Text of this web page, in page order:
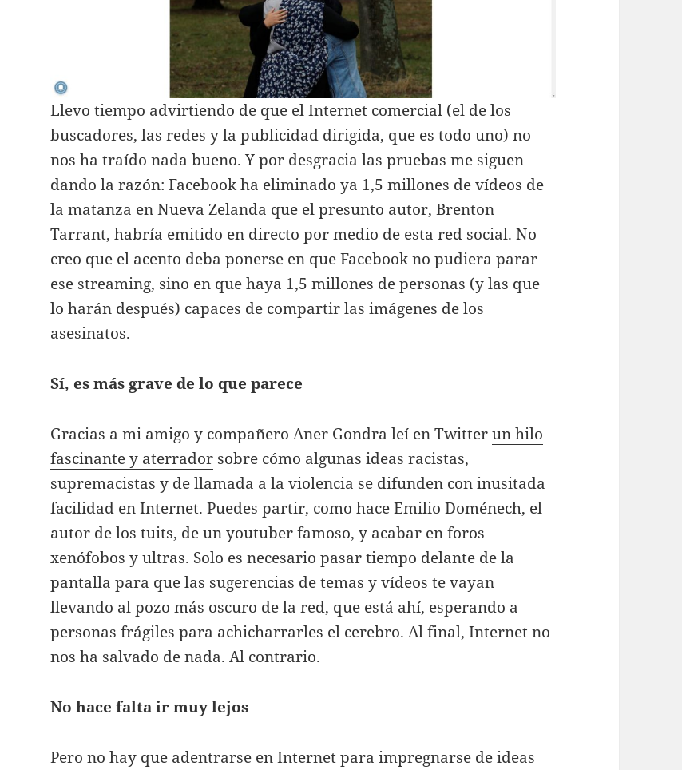
Llevo tiempo advirtiendo de que el Internet comercial (el de los
buscadores, las redes y la publicidad dirigida, que es todo uno) no
nos ha traído nada bueno. Y por desgracia las pruebas me siguen
dando la razón: Facebook ha eliminado ya 1,5 millones de vídeos de
la matanza en Nueva Zelanda que el presunto autor, Brenton
Tarrant, habría emitido en directo por medio de esta red social. No
creo que el acento deba ponerse en que Facebook no pudiera parar
ese streaming, sino en que haya 1,5 millones de personas (y las que
lo harán después) capaces de compartir las imágenes de los
asesinatos.
Sí, es más grave de lo que parece
Gracias a mi amigo y compañero Aner Gondra leí en Twitterun hilo
fascinante y aterrador sobre cómo algunas ideas racistas,
supremacistas y de llamada a la violencia se difunden con inusitada
facilidad en Internet. Puedes partir, como hace Emilio Doménech, el
autor de los tuits, de un youtuber famoso, y acabar en foros
xenófobos y ultras. Solo es necesario pasar tiempo delante de la
pantalla para que las sugerencias de temas y vídeos te vayan
llevando al pozo más oscuro de la red, que está ahí, esperando a
personas frágiles para achicharrarles el cerebro. Al final, Internet no
nos ha salvado de nada. Al contrario.
No hace falta ir muy lejos
Pero no hay que adentrarse en Internet para impregnarse de ideas